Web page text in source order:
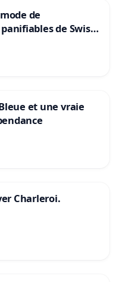
de
de Swiss
protéines
et une vraie
Charleroi.